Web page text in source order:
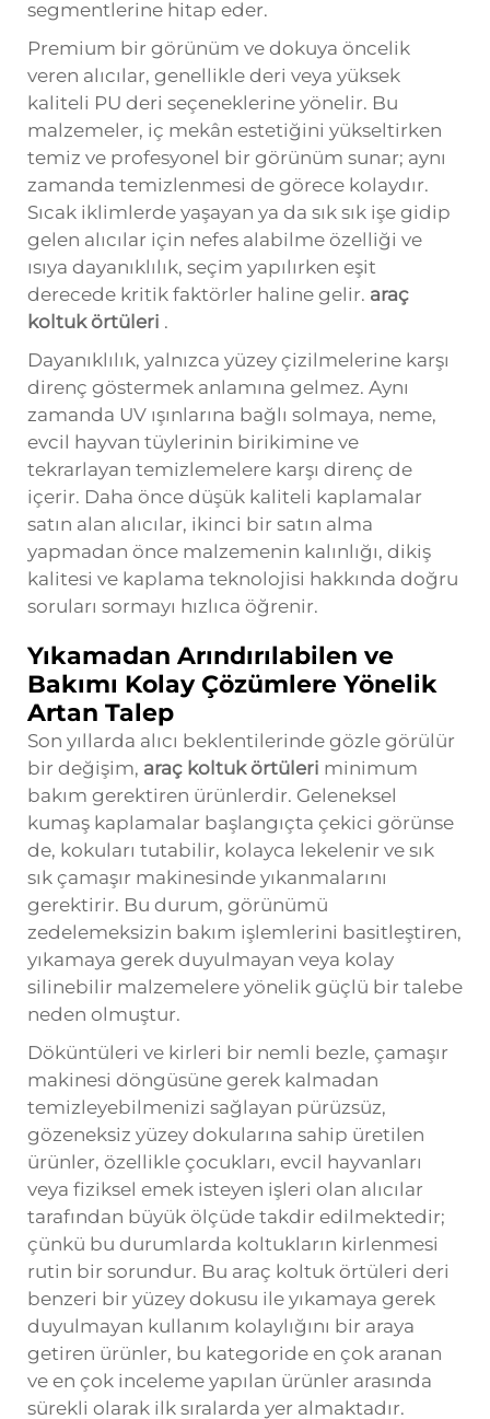
segmentlerine hitap eder.
Premium bir görünüm ve dokuya öncelik
veren alıcılar, genellikle deri veya yüksek
kaliteli PU deri seçeneklerine yönelir. Bu
malzemeler, iç mekân estetiğini yükseltirken
temiz ve profesyonel bir görünüm sunar; aynı
zamanda temizlenmesi de görece kolaydır.
Sıcak iklimlerde yaşayan ya da sık sık işe gidip
gelen alıcılar için nefes alabilme özelliği ve
ısıya dayanıklılık, seçim yapılırken eşit
derecede kritik faktörler haline gelir. araç
koltuk örtüleri .
Dayanıklılık, yalnızca yüzey çizilmelerine karşı
direnç göstermek anlamına gelmez. Aynı
zamanda UV ışınlarına bağlı solmaya, neme,
evcil hayvan tüylerinin birikimine ve
tekrarlayan temizlemelere karşı direnç de
içerir. Daha önce düşük kaliteli kaplamalar
satın alan alıcılar, ikinci bir satın alma
yapmadan önce malzemenin kalınlığı, dikiş
kalitesi ve kaplama teknolojisi hakkında doğru
soruları sormayı hızlıca öğrenir.
Yıkamadan Arındırılabilen ve
Bakımı Kolay Çözümlere Yönelik
Artan Talep
Son yıllarda alıcı beklentilerinde gözle görülür
bir değişim, araç koltuk örtüleri minimum
bakım gerektiren ürünlerdir. Geleneksel
kumaş kaplamalar başlangıçta çekici görünse
de, kokuları tutabilir, kolayca lekelenir ve sık
sık çamaşır makinesinde yıkanmalarını
gerektirir. Bu durum, görünümü
zedelemeksizin bakım işlemlerini basitleştiren,
yıkamaya gerek duyulmayan veya kolay
silinebilir malzemelere yönelik güçlü bir talebe
neden olmuştur.
Döküntüleri ve kirleri bir nemli bezle, çamaşır
makinesi döngüsüne gerek kalmadan
temizleyebilmenizi sağlayan pürüzsüz,
gözeneksiz yüzey dokularına sahip üretilen
ürünler, özellikle çocukları, evcil hayvanları
veya fiziksel emek isteyen işleri olan alıcılar
tarafından büyük ölçüde takdir edilmektedir;
çünkü bu durumlarda koltukların kirlenmesi
rutin bir sorundur. Bu araç koltuk örtüleri deri
benzeri bir yüzey dokusu ile yıkamaya gerek
duyulmayan kullanım kolaylığını bir araya
getiren ürünler, bu kategoride en çok aranan
ve en çok inceleme yapılan ürünler arasında
sürekli olarak ilk sıralarda yer almaktadır.